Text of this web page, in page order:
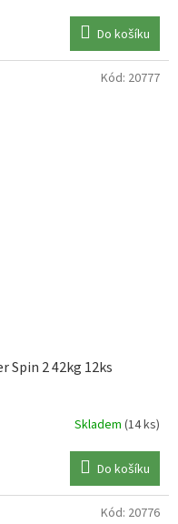
Do košíku
Spin 2 42kg 12ks
Skladem (14 ks)
Do košíku
Kód: 20777
Kód: 20776